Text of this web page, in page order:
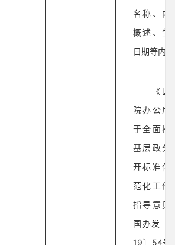
名称、内
概述、生
日期等内容
《国
院办公厅
于全面推
基层政务
开标准化
范化工作
指导意见
国办发〔
19〕54号